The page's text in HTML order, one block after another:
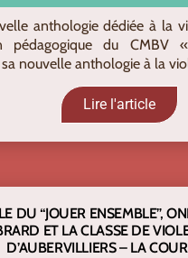
anthologie dédiée à la
pédagogique du CMBV
nouvelle anthologie à la
Lire l'article
DU “JOUER ENSEMBLE”,
ET LA CLASSE DE
D’AUBERVILLIERS – LA